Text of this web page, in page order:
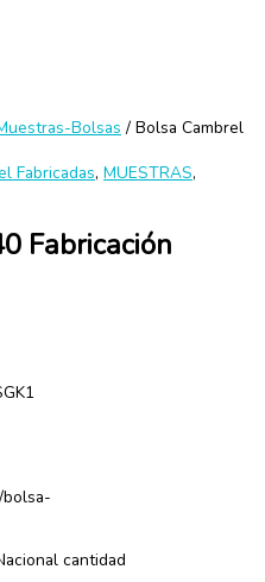
Bolsas / Bolsa Cambrel
Fabricadas, MUESTRAS,
Fabricación
cantidad